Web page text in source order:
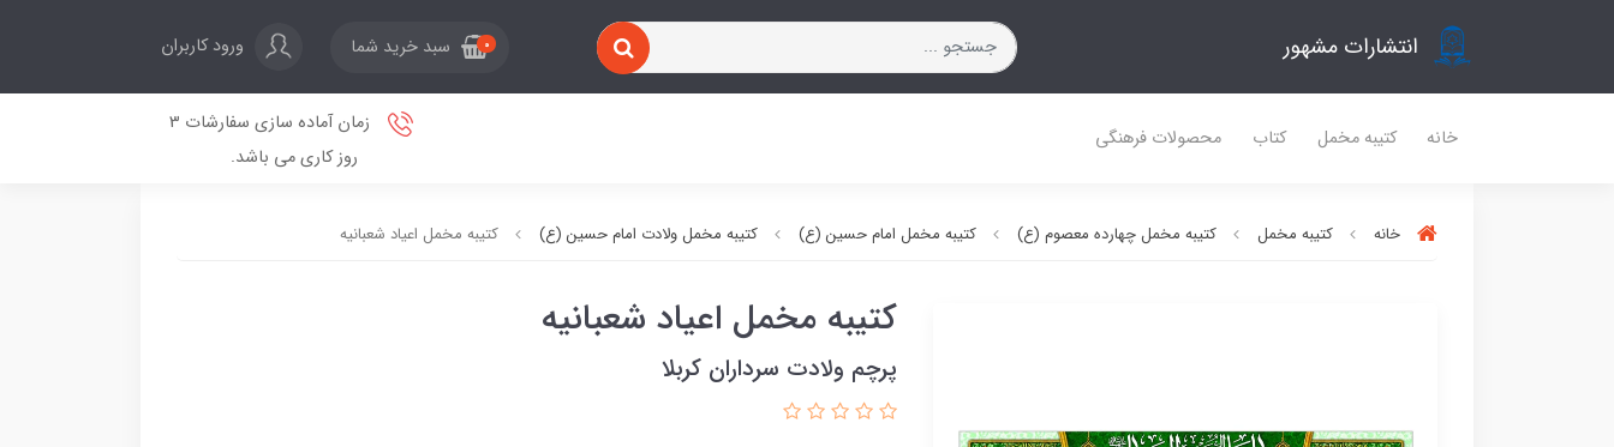
انتشارات مشهور 0 سبد خرید شما ورود کاربران
خانه کتیبه مخمل کتاب محصولات فرهنگی
زمان آماده سازی سفارشات 3
روز کاری می باشد.
خانه کتیبه مخمل کتیبه مخمل چهارده معصوم (ع) کتیبه مخمل امام حسین (ع) کتیبه مخمل ولادت امام حسین (ع) کتیبه مخمل اعیاد شعبانیه
کتیبه مخمل اعیاد شعبانیه
پرچم ولادت سرداران کربلا